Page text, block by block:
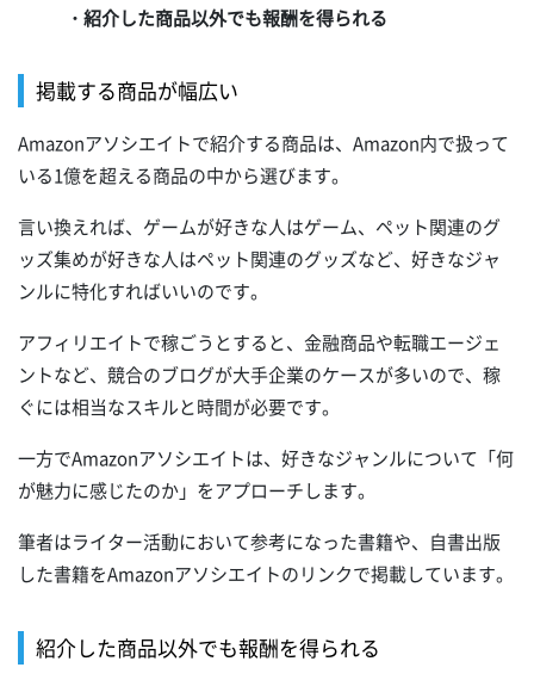
・紹介した商品以外でも報酬を得られる
掲載する商品が幅広い
Amazonアソシエイトで紹介する商品は、Amazon内で扱って
いる1億を超える商品の中から選びます。
言い換えれば、ゲームが好きな人はゲーム、ペット関連のグ
ッズ集めが好きな人はペット関連のグッズなど、好きなジャ
ンルに特化すればいいのです。
アフィリエイトで稼ごうとすると、金融商品や転職エージェ
ントなど、競合のブログが大手企業のケースが多いので、稼
ぐには相当なスキルと時間が必要です。
一方でAmazonアソシエイトは、好きなジャンルについて「何
が魅力に感じたのか」をアプローチします。
筆者はライター活動において参考になった書籍や、自書出版
した書籍をAmazonアソシエイトのリンクで掲載しています。
紹介した商品以外でも報酬を得られる